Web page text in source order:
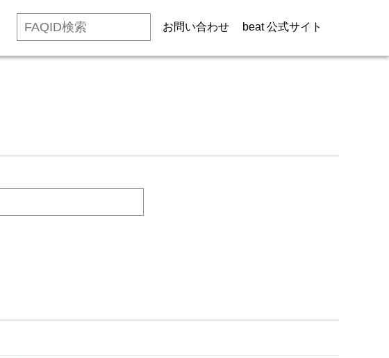
お問い合わせ beat 公式サイト